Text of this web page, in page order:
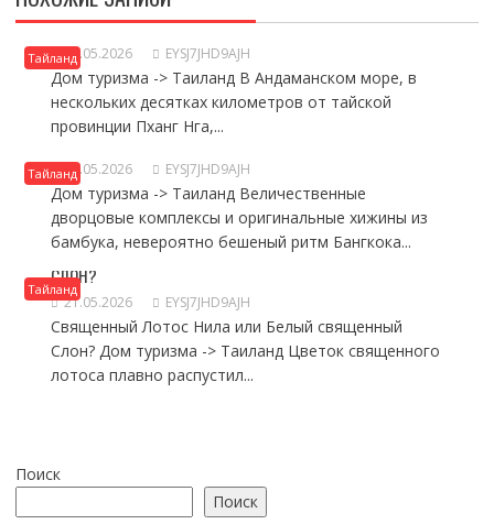
Тайланд
ТАЙЛАНД: ДАЙВИНГ НА СИМИЛАНАХ
26.05.2026 EYSJ7JHD9AJH
Дом туризма -> Таиланд В Андаманском море, в
нескольких десятках километров от тайской
провинции Пханг Нга,...
Тайланд
СТРАНА КОНТРАСТОВ ТАИЛАНД.
26.05.2026 EYSJ7JHD9AJH
Дом туризма -> Таиланд Величественные
дворцовые комплексы и оригинальные хижины из
бамбука, невероятно бешеный ритм Бангкока...
Тайланд
СВЯЩЕННЫЙ ЛОТОС НИЛА ИЛИ БЕЛЫЙ СВЯЩЕННЫЙ
СЛОН?
21.05.2026 EYSJ7JHD9AJH
Священный Лотос Нила или Белый священный
Слон? Дом туризма -> Таиланд Цветок священного
лотоса плавно распустил...
Поиск
Поиск